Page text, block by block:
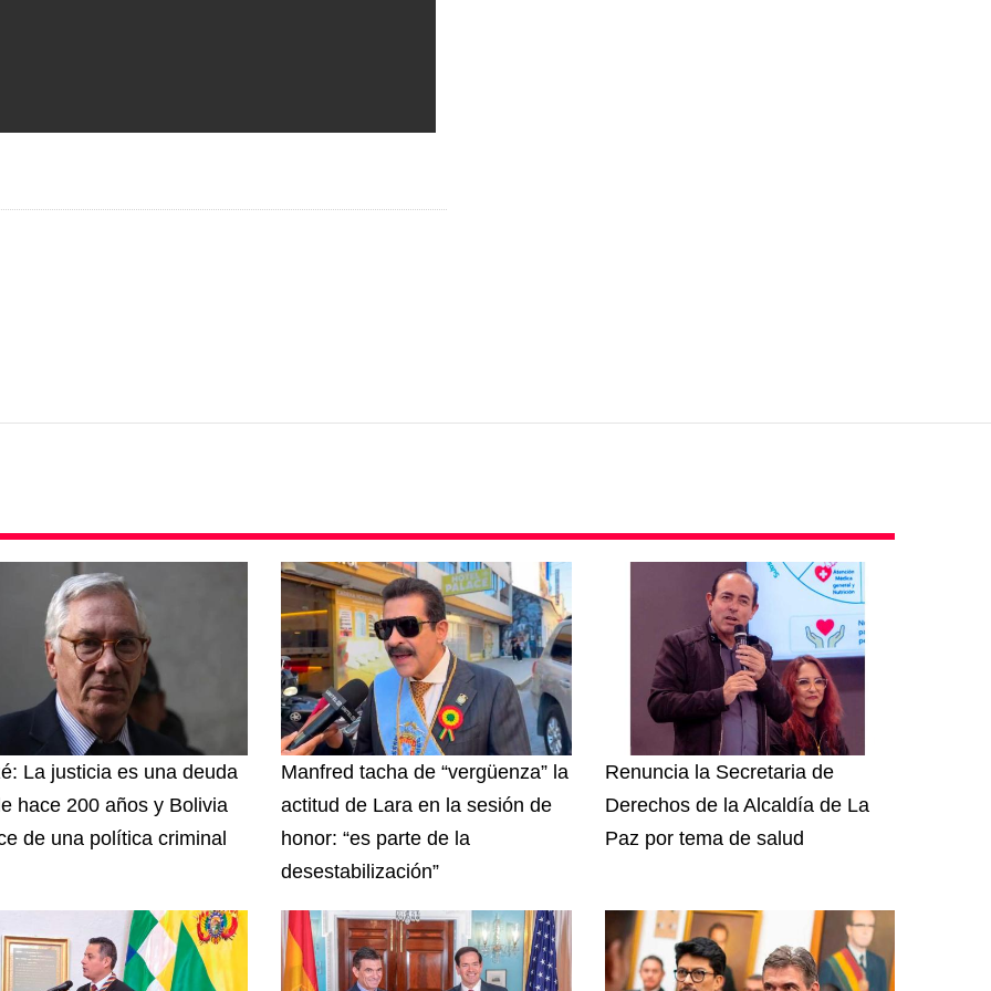
La justicia es una deuda
hace 200 años y Bolivia
de una política criminal
Manfred tacha de “vergüenza” la
actitud de Lara en la sesión de
honor: “es parte de la
desestabilización”
Renuncia la Secretaria de
Derechos de la Alcaldía de La
Paz por tema de salud